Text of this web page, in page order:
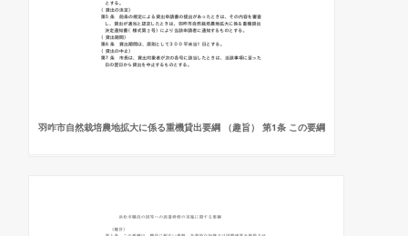
羽咋市自然栽培農地拡大に係る重機貸出要綱 （趣旨） 第1条 この要綱